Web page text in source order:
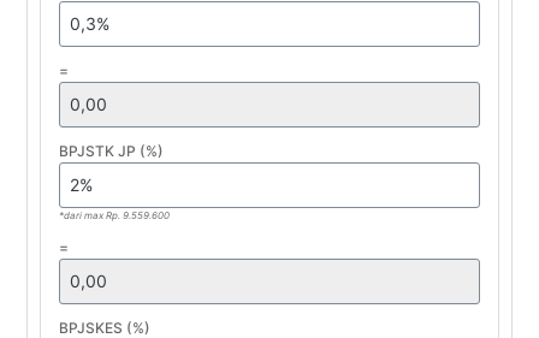
=
BPJSTK JP (%)
*dari max Rp. 9.559.600
=
BPJSKES (%)